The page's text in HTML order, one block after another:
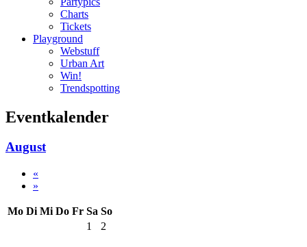
Charts
Tickets
Playground
Webstuff
Urban Art
Win!
Trendspotting
Eventkalender
August
«
»
Mo Di Mi Do Fr Sa So
1
2